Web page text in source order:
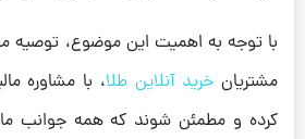
با توجه به اهمیت این موضوع، توصیه
مشتریان خرید آنلاین طلا، با مشاوره
کرده و مطمئن شوند که همه جوانب